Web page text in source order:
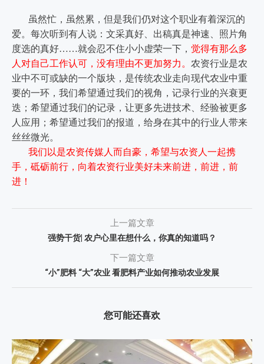
虽然忙，虽然累，但是我们仍对这个职业有着深沉的
爱。每次听到有人说：文采真好、出稿真是神速、照片角
度选的真好……就会忍不住小小虚荣一下， 觉得有那么多
人对自己工作认可，没有理由不更加努力。 农资行业是农
业中不可或缺的一个版块，是传统农业走向现代农业中重
要的一环，我们希望通过我们的视角，记录行业的兴衰更
迭；希望通过我们的记录，让更多先进技术、经验被更多
人应用；希望通过我们的报道，给身在其中的行业人带来
丝丝微光。
我们以是农资传媒人而自豪，希望与农资人一起携
手，砥砺前行，向着农资行业美好未来前进，前进，前
进！
上一篇文章
强势干货| 农户心里在想什么，你真的知道吗？
下一篇文章
“小”肥料 “大”农业 看肥料产业如何推动农业发展
您可能还喜欢